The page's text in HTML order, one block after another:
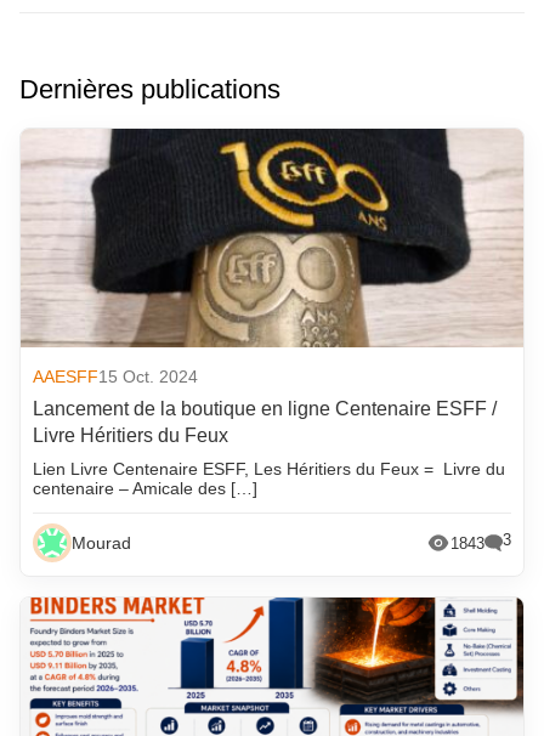
Dernières publications
AAESFF15 Oct. 2024
Lancement de la boutique en ligne Centenaire ESFF /
Livre Héritiers du Feux
Lien Livre Centenaire ESFF, Les Héritiers du Feux = Livre du
centenaire – Amicale des […]
Mourad 1843 3